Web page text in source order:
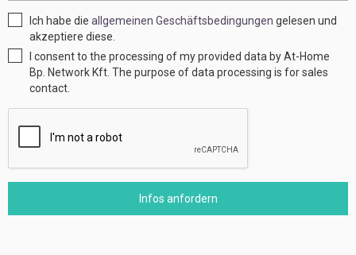
Ich habe dieallgemeinen Geschäftsbedingungen gelesen und
akzeptiere diese.
I consent to the processing of my provided data by At-Home
Bp. Network Kft. The purpose of data processing is for sales
contact.
Infos anfordern